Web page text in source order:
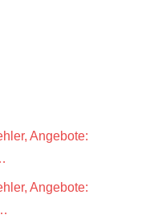
Angebote:
Angebote: